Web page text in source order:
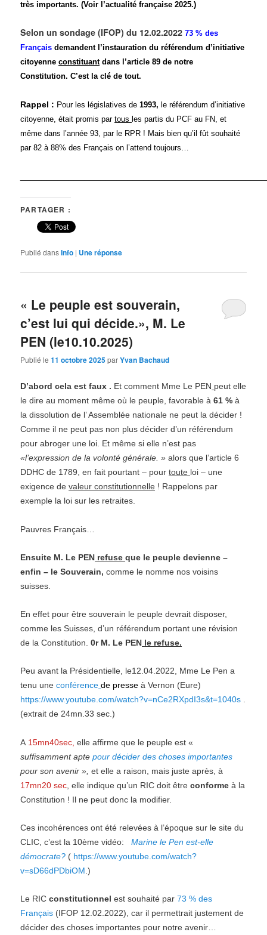
très importants. (Voir l’actualité française 2025.)
Selon un sondage (IFOP) du 12.02.202273 % des
Françaisdemandent l’instaurationdu référendum d’initiative
citoyenneconstituantdans l’article 89 de notre
Constitution. C’est la clé de tout.
Rappel : Pour les législatives de1993, le référendum d’initiative
citoyenne, était promis partousles partis du PCF au FN, et
même dans l’année 93, par le RPR ! Mais bien qu’il fût souhaité
par 82 à 88% des Français on l’attend toujours…
PARTAGER :
Publié dansInfo | Uneréponse
« Le peuple est souverain,
c’est lui qui décide.», M. Le
PEN (le10.10.2025)
Publié le11 octobre 2025parYvan Bachaud
D’abord cela est faux . Et comment Mme Le PEN peut elle
le dire au moment même où le peuple, favorable à61 % à
la dissolution de l’ Assemblée nationale ne peut la décider !
Comme il ne peut pas non plus décider d’un référendum
pour abroger une loi. Et même si elle n’est pas
«l’expression de la volonté générale. »alors que l’article 6
DDHC de 1789, en fait pourtant – pourtoute loi – une
exigence devaleur constitutionnelle ! Rappelons par
exemple la loi sur les retraites.
Pauvres Français…
Ensuite M. Le PEN refuseque le peuple devienne –
enfin – le Souverain,comme le nomme nos voisins
suisses.
En effet pour être souverain le peuple devrait disposer,
comme les Suisses, d’un référendum portant une révision
de la Constitution.0r M. Le PEN le refuse.
Peu avant la Présidentielle, le12.04.2022, Mme Le Pen a
tenu une conférence de presse à Vernon (Eure)
https://www.youtube.com/watch?v=nCe2RXpdI3s&t=1040s .
(extrait de 24mn.33 sec.)
A 15mn40sec, elle affirme que le peuple est «
suffisamment aptepour décider des choses importantes
pour son avenir », et elle a raison, mais juste après, à
17mn20 sec , elle indique qu’un RIC doit êtreconforme à la
Constitution ! Il ne peut donc la modifier.
Ces incohérences ont été relevées à l’époquesur le site du
CLIC, c’est la 10ème vidéo:Marine le Pen est-elle
démocrate? ( https://www.youtube.com/watch?
v=sD66dPDbiOM .)
Le RICconstitutionnelest souhaité par73 % des
Français (IFOP 12.02.2022),car il permettrait justement de
décider des choses importantes pour notre avenir…